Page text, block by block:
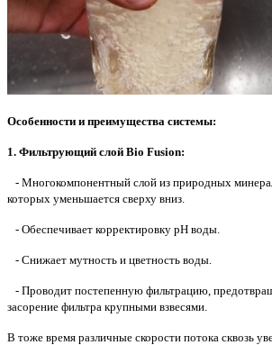
Особенности и преимущества системы:
1. Фильтрующий слой Bio Fusion:
- Многокомпонентный слой из природных
которых уменьшается сверху вниз.
- Обеспечивает корректировку pH воды.
- Снижает мутность и цветность воды.
- Проводит постепенную фильтрацию,
засорение фильтра крупными взвесями.
В тоже время различные скорости потока сквозь